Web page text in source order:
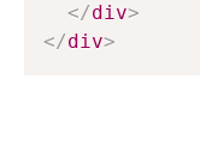
</div>
</div>